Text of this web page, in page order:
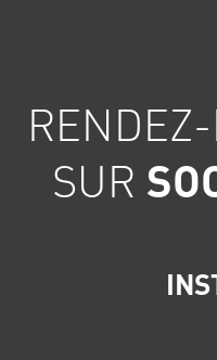
SUR